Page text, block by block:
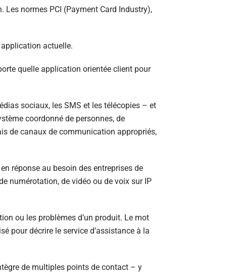
Les normes PCI (Payment Card Industry),
actuelle.
quelle application orientée client pour
sociaux, les SMS et les télécopies – et
coordonné de personnes, de
de canaux de communication appropriés,
réponse au besoin des entreprises de
numérotation, de vidéo ou de voix sur IP
ou les problèmes d’un produit. Le mot
pour décrire le service d’assistance à la
de multiples points de contact – y